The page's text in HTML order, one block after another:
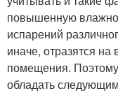
повышенную
испарений
иначе, отразятся на
помещения.
обладать